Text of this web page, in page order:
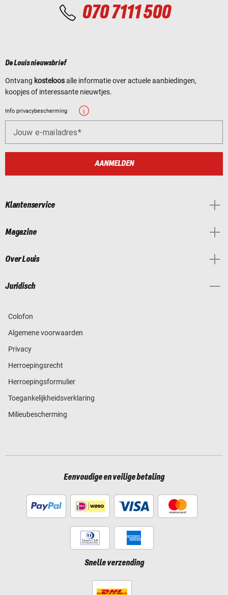
070 7111 500
De Louis nieuwsbrief
Ontvang kosteloosalle informatie over actuele aanbiedingen,
koopjes of interessante nieuwtjes.
Info privacybescherming
Jouw e-mailadres
AANMELDEN
Klantenservice
Magazine
Over Louis
Juridisch
Colofon
Algemene voorwaarden
Privacy
Herroepingsrecht
Herroepingsformulier
Toegankelijkheidsverklaring
Milieubescherming
Eenvoudige en veilige betaling
Snelle verzending